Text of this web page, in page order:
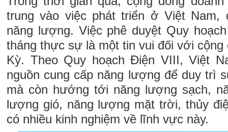
trung vào việc phát triển ở Việt Nam,
năng lượng. Việc phê duyệt Quy
tháng thực sự là một tin vui đối với cộng
Kỳ. Theo Quy hoạch Điện VIII, Việt
nguồn cung cấp năng lượng để duy trì
mà còn hướng tới năng lượng sạch,
lượng gió, năng lượng mặt trời, thủy
có nhiều kinh nghiệm về lĩnh vực này.